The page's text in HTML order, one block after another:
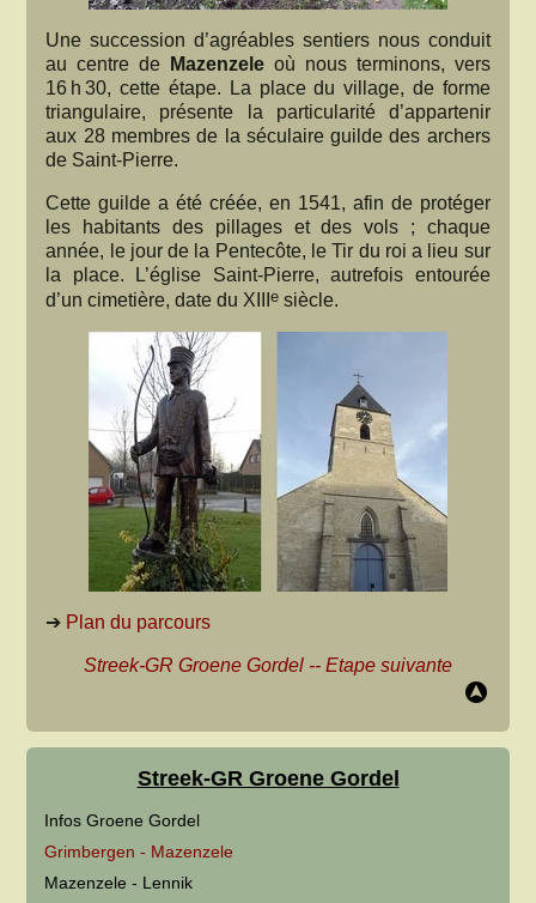
Streek-GR Groene Gordel
Infos Groene Gordel
Grimbergen - Mazenzele
Mazenzele - Lennik
Une succession d’agréables sentiers nous conduit
au centre de
Mazenzele où nous terminons, vers
16 h 30, cette étape. La place du village, de forme
triangulaire, présente la particularité d’appartenir
aux 28 membres de la séculaire guilde des archers
de Saint-Pierre.
Cette guilde a été créée, en 1541, afin de protéger
les habitants des pillages et des vols ; chaque
année, le jour de la Pentecôte, le Tir du roi a lieu sur
la place. L’église Saint-Pierre, autrefois entourée
d’un cimetière, date du XIIIe siècle.
➔ Plan du parcours
Streek-GR Groene Gordel -- Etape suivante